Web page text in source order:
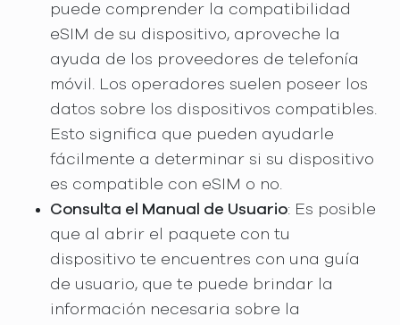
puede comprender la compatibilidad
eSIM de su dispositivo, aproveche la
ayuda de los proveedores de telefonía
móvil. Los operadores suelen poseer los
datos sobre los dispositivos compatibles.
Esto significa que pueden ayudarle
fácilmente a determinar si su dispositivo
es compatible con eSIM o no.
Consulta el Manual de Usuario: Es posible
que al abrir el paquete con tu
dispositivo te encuentres con una guía
de usuario, que te puede brindar la
información necesaria sobre la